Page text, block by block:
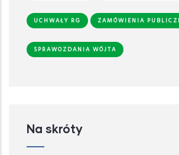
UCHWAŁY RG ZAMÓWIENIA
SPRAWOZDANIA WÓJTA
Na skróty